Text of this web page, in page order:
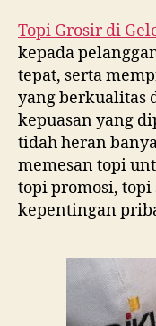
Topi Grosir di
kepada
tepat, serta
yang berkualitas
kepuasan yang
tidah heran
memesan topi
topi promosi,
kepentingan